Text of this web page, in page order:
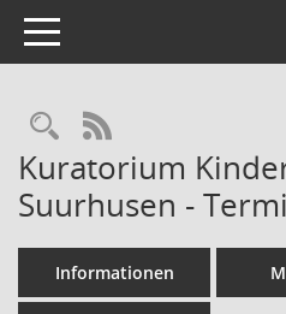
Toggle navigation
RSS-Feed
Kuratorium
Suurhusen -
Informationen